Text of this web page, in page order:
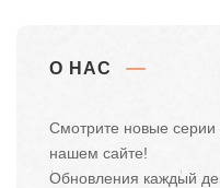
О НАС
Смотрите новые
нашем сайте!
Обновления каждый